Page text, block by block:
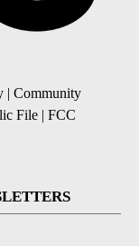
| Community
File | FCC